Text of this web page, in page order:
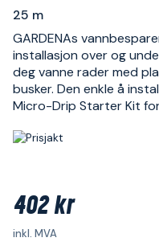
25 m
GARDENAs
installasjon over og
deg vanne rader med
busker. Den enkle å
Micro-Drip Starter Kit
402 kr
inkl. MVA